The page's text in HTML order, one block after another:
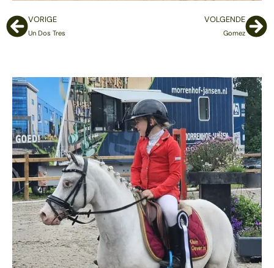
VORIGE
Un Dos Tres
VOLGENDE
Gomez